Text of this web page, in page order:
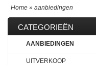
Home » aanbiedingen
CATEGORIEËN
AANBIEDINGEN
UITVERKOOP